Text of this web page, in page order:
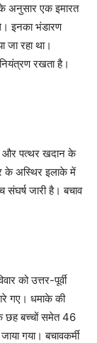
के अनुसार एक इमारत
इनका भंडारण
जा रहा था।
रखता है।
और पत्थर खदान के
के अस्थिर इलाके में
जारी है। बचाव
को उत्तर-पूर्वी
गए। धमाके की
छह बच्चों समेत 46
गया। बचावकर्मी